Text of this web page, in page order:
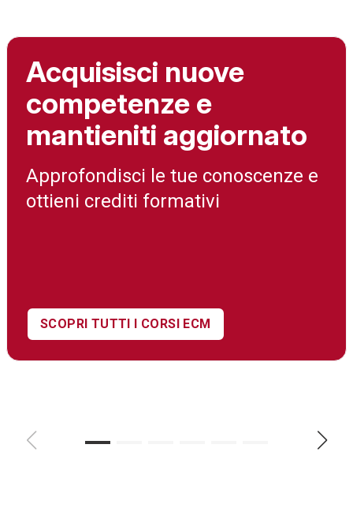
Acquisisci nuove
competenze e
mantieniti aggiornato
Approfondisci le tue conoscenze e
ottieni crediti formativi
SCOPRI TUTTI I CORSI ECM